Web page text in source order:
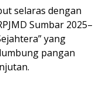
selaras dengan
Sumbar 2025–
yang
pangan